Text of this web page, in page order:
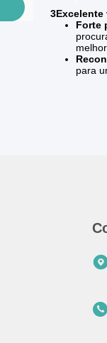
3Excelente
Forte
para